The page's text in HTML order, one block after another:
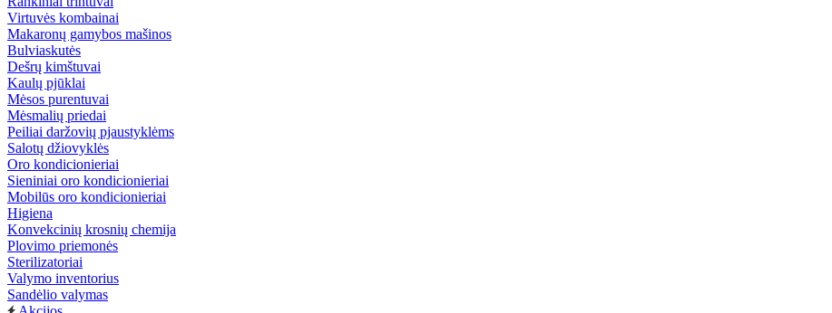
Virtuvės kombainai
Makaronų gamybos mašinos
Bulviaskutės
Dešrų kimštuvai
Kaulų pjūklai
Mėsos purentuvai
Mėsmalių priedai
Peiliai daržovių pjaustyklėms
Salotų džiovyklės
Oro kondicionieriai
Sieniniai oro kondicionieriai
Mobilūs oro kondicionieriai
Higiena
Konvekcinių krosnių chemija
Plovimo priemonės
Sterilizatoriai
Valymo inventorius
Sandėlio valymas